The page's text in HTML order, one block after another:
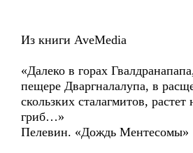
Из книги AveMedia
«Далеко в горах
пещере Дваргналалупа, в
скользких сталагмитов,
гриб…»
Пелевин. «Дождь Ментесомы»